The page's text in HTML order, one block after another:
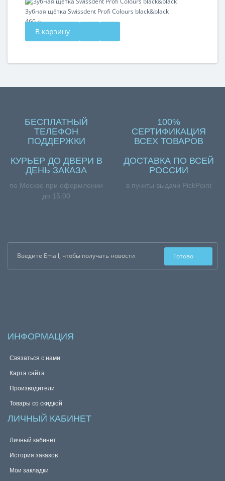
Зубная щётка Swissdent Profi Colours black&black
460 р.
В корзину
БЕСПЛАТНЫЙ
ТЕЛЕФОН
ПОДДЕРЖКИ
100%
СЕРТИФИКАЦИЯ
ВСЕХ ТОВАРОВ
КУРЬЕР ДО ДВЕРИ В
ДЕНЬ ЗАКАЗА
по Москве при оформлении
до 15:00
ДОСТАВКА ПО ВСЕЙ
РОССИИ
в пункты выдачи PickPoint
Готово
ИНФОРМАЦИЯ
Связаться с нами
Карта сайта
Производители
Товары со скидкой
ЛИЧНЫЙ КАБИНЕТ
Личный кабинет
История заказов
Мои закладки